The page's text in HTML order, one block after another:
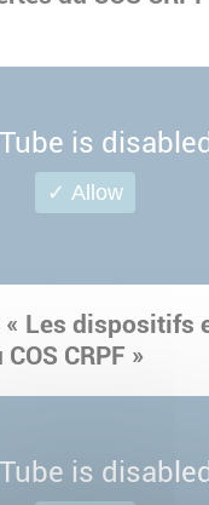
is
✓ Allow
« Les dispositifs
CRPF »
is